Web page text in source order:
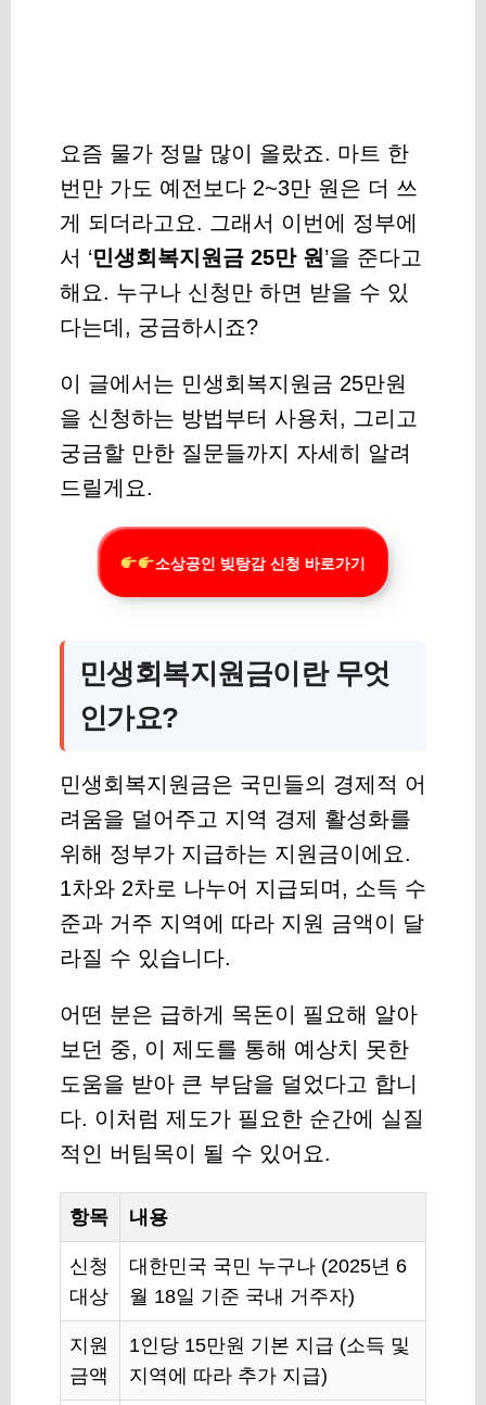
요즘 물가 정말 많이 올랐죠. 마트 한
번만 가도 예전보다 2~3만 원은 더 쓰
게 되더라고요. 그래서 이번에 정부에
서 ‘민생회복지원금 25만 원 ’을 준다고
해요. 누구나 신청만 하면 받을 수 있
다는데, 궁금하시죠?
이 글에서는 민생회복지원금 25만원
을 신청하는 방법부터 사용처, 그리고
궁금할 만한 질문들까지 자세히 알려
드릴게요.
소상공인 빚탕감 신청 바로가기
민생회복지원금이란 무엇
인가요?
민생회복지원금은 국민들의 경제적 어
려움을 덜어주고 지역 경제 활성화를
위해 정부가 지급하는 지원금이에요.
1차와 2차로 나누어 지급되며, 소득 수
준과 거주 지역에 따라 지원 금액이 달
라질 수 있습니다.
어떤 분은 급하게 목돈이 필요해 알아
보던 중, 이 제도를 통해 예상치 못한
도움을 받아 큰 부담을 덜었다고 합니
다. 이처럼 제도가 필요한 순간에 실질
적인 버팀목이 될 수 있어요.
항목 내용
신청
대상
대한민국 국민 누구나 (2025년 6
월 18일 기준 국내 거주자)
지원
금액
1인당 15만원 기본 지급 (소득 및
지역에 따라 추가 지급)